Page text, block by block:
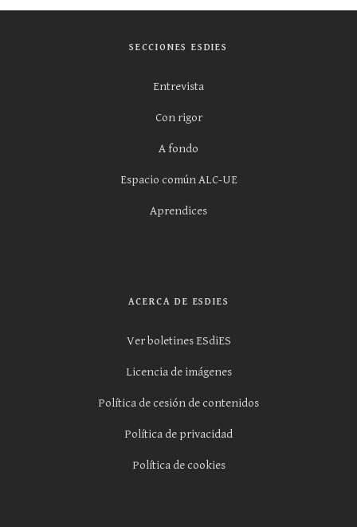
SECCIONES ESDIES
Entrevista
Con rigor
A fondo
Espacio común ALC-UE
Aprendices
ACERCA DE ESDIES
Ver boletines ESdiES
Licencia de imágenes
Política de cesión de contenidos
Política de privacidad
Política de cookies